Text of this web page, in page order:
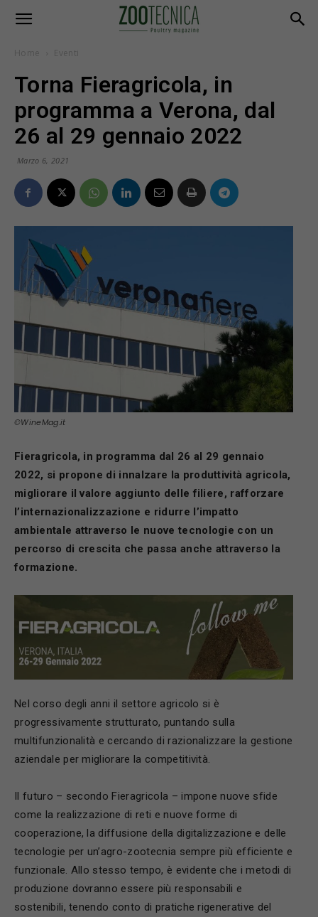
Home Eventi
Torna Fieragricola, in
programma a Verona, dal
26 al 29 gennaio 2022
Marzo 6, 2021
©WineMag.it
Fieragricola, in programma dal 26 al 29 gennaio
2022, si propone di innalzare la produttività agricola,
migliorare il valore aggiunto delle filiere, rafforzare
l’internazionalizzazione e ridurre l’impatto
ambientale attraverso le nuove tecnologie con un
percorso di crescita che passa anche attraverso la
formazione.
Nel corso degli anni il settore agricolo si è
progressivamente strutturato, puntando sulla
multifunzionalità e cercando di razionalizzare la gestione
aziendale per migliorare la competitività.
Il futuro – secondo Fieragricola – impone nuove sfide
come la realizzazione di reti e nuove forme di
cooperazione, la diffusione della digitalizzazione e delle
tecnologie per un’agro-zootecnia sempre più efficiente e
funzionale. Allo stesso tempo, è evidente che i metodi di
produzione dovranno essere più responsabili e
sostenibili, tenendo conto di pratiche rigenerative del